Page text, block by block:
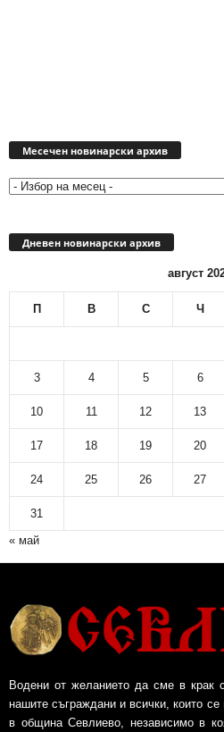
Месечен новинарски архив
Дневен новинарски архив
август
П В С Ч
3 4 5 6
10 11 12 13
17 18 19 20
24 25 26 27
31
« май
Водени от желанието да сме в крак
нашите съграждани и всички, които
в община Севлиево, независимо в